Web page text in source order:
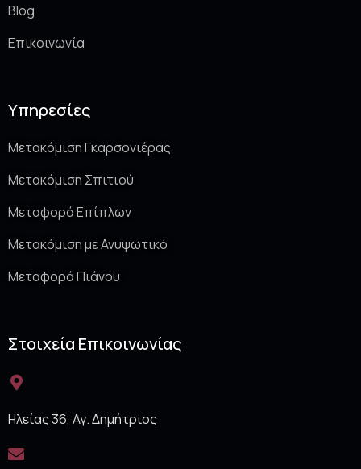
Blog
Επικοινωνία
Υπηρεσίες
Μετακόμιση Γκαρσονιέρας
Μετακόμιση Σπιτιού
Μεταφορά Επίπλων
Μετακόμιση με Ανυψωτικό
Μεταφορά Πιάνου
Στοιχεία Επικοινωνίας
Ηλείας 36, Αγ. Δημήτριος